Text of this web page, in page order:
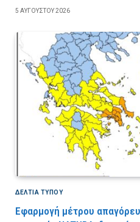
5 ΑΥΓΟΎΣΤΟΥ 2026
ΔΕΛΤΙΑ ΤΥΠΟΥ
Εφαρμογή μέτρου